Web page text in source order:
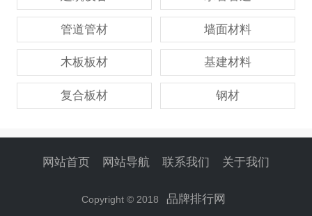
管道管材 墙面材料
木板板材 基建材料
复合板材 钢材
网站首页 网站导航 联系我们 关于我们
Copyright © 2018 品牌排行网